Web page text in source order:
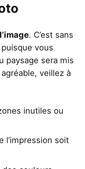
. C’est sans
vous
paysage sera mis
veillez à
inutiles ou
l’impression soit